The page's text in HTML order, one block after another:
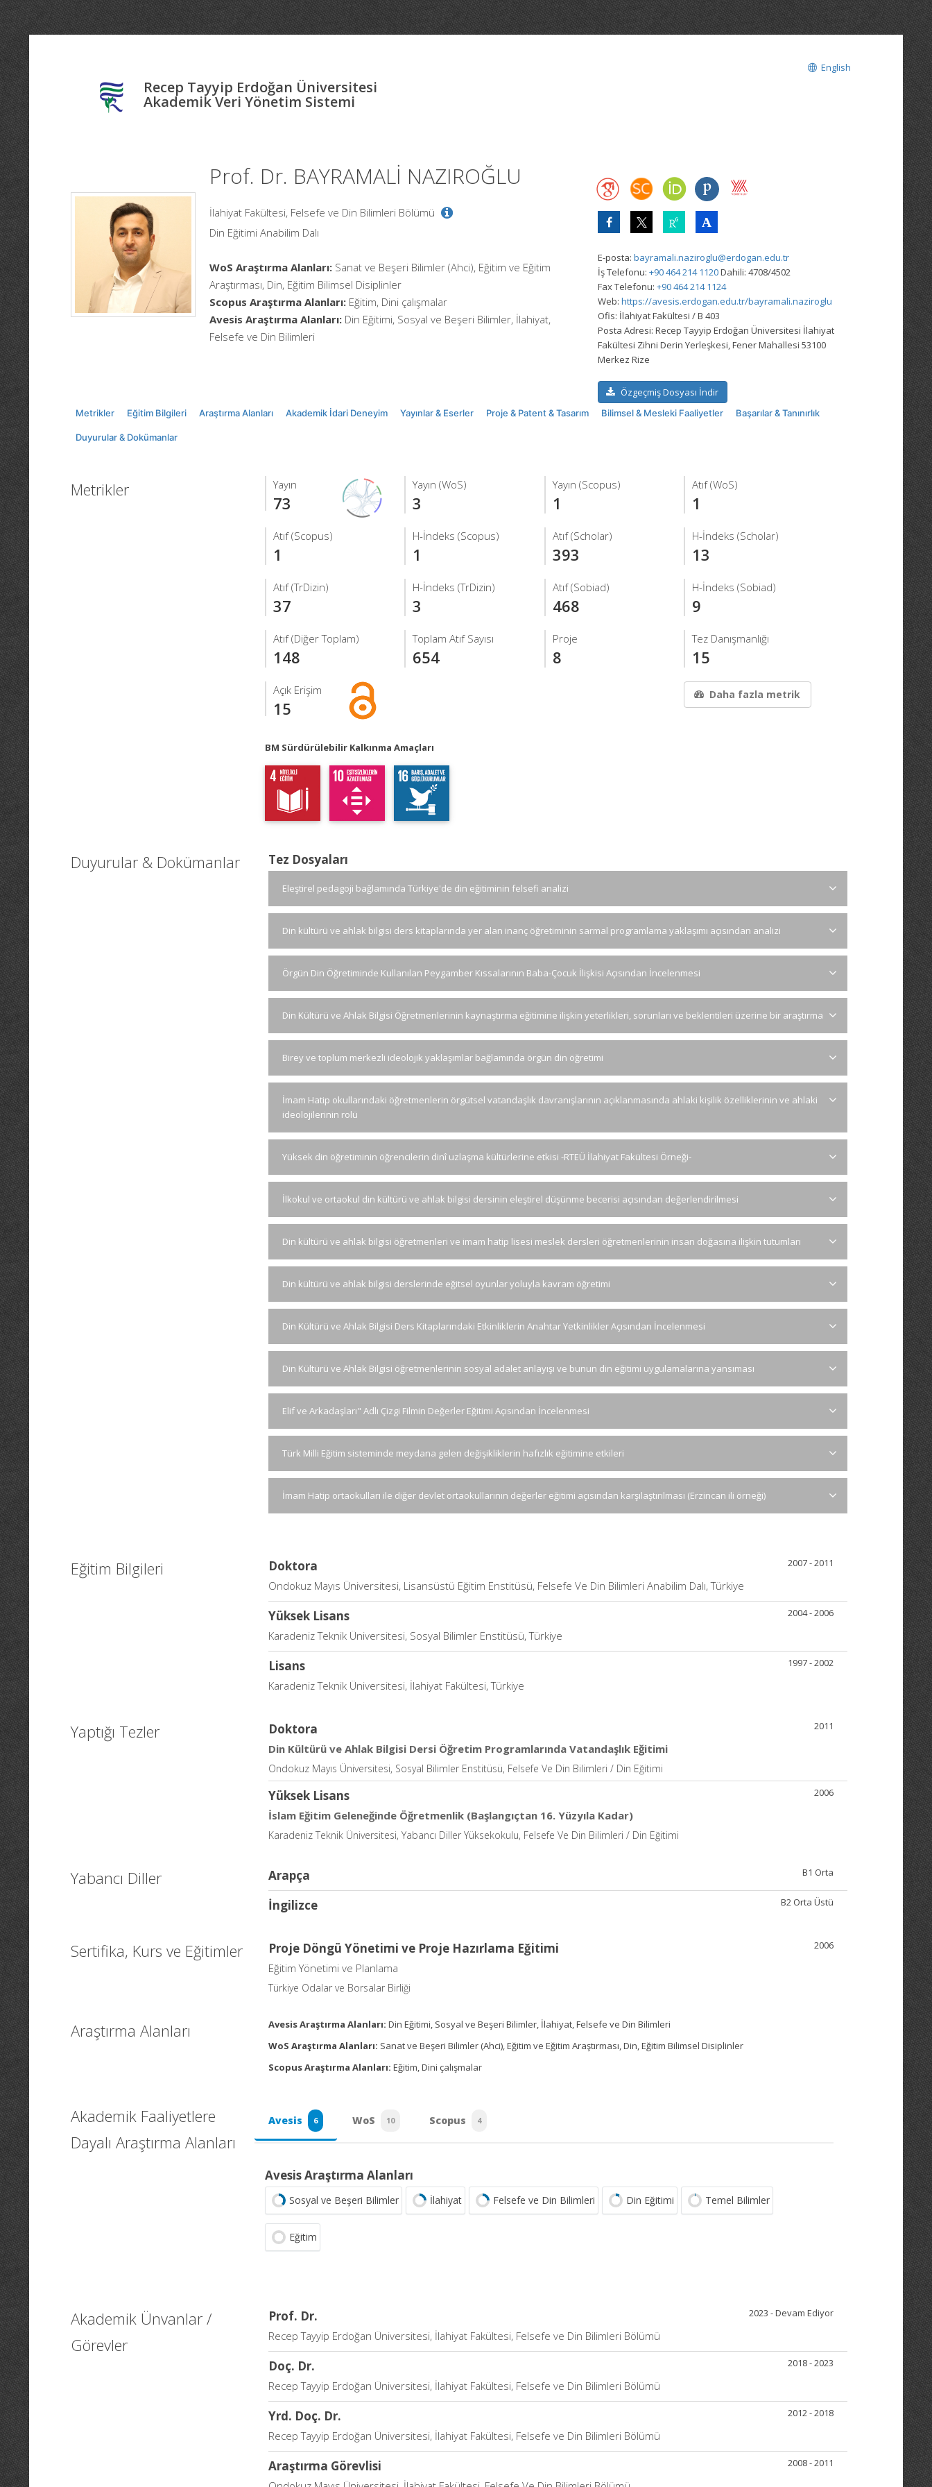
Recep Tayyip Erdoğan Üniversitesi
Akademik Veri Yönetim Sistemi
English
Prof. Dr. BAYRAMALİ NAZIROĞLU
İlahiyat Fakültesi, Felsefe ve Din Bilimleri Bölümü
Din Eğitimi Anabilim Dalı
WoS Araştırma Alanları: Sanat ve Beşeri Bilimler (Ahci), Eğitim ve Eğitim
Araştırması, Din, Eğitim Bilimsel Disiplinler
Scopus Araştırma Alanları: Eğitim, Dini çalışmalar
Avesis Araştırma Alanları: Din Eğitimi, Sosyal ve Beşeri Bilimler, İlahiyat,
Felsefe ve Din Bilimleri
E-posta: bayramali.naziroglu@erdogan.edu.tr
İş Telefonu: +90 464 214 1120Dahili: 4708/4502
Fax Telefonu: +90 464 214 1124
Web: https://avesis.erdogan.edu.tr/bayramali.naziroglu
Ofis: İlahiyat Fakültesi / B 403
Posta Adresi: Recep Tayyip Erdoğan Üniversitesi İlahiyat
Fakültesi Zihni Derin Yerleşkesi, Fener Mahallesi 53100
Merkez Rize
Özgeçmiş Dosyası İndir
Metrikler Eğitim Bilgileri Araştırma Alanları Akademik İdari Deneyim Yayınlar & Eserler Proje & Patent & Tasarım Bilimsel & Mesleki Faaliyetler Başarılar & Tanınırlık
Duyurular & Dokümanlar
Metrikler Yayın
73
Yayın (WoS)
3
Yayın (Scopus)
1
Atıf (WoS)
1
Atıf (Scopus)
1
H-İndeks (Scopus)
1
Atıf (Scholar)
393
H-İndeks (Scholar)
13
Atıf (TrDizin)
37
H-İndeks (TrDizin)
3
Atıf (Sobiad)
468
H-İndeks (Sobiad)
9
Atıf (Diğer Toplam)
148
Toplam Atıf Sayısı
654
Proje
8
Tez Danışmanlığı
15
Açık Erişim
15
Daha fazla metrik
BM Sürdürülebilir Kalkınma Amaçları
Duyurular & Dokümanlar Tez Dosyaları
Eleştirel pedagoji bağlamında Türkiye'de din eğitiminin felsefi analizi
Din kültürü ve ahlak bilgisi ders kitaplarında yer alan inanç öğretiminin sarmal programlama yaklaşımı açısından analizi
Örgün Din Öğretiminde Kullanılan Peygamber Kıssalarının Baba-Çocuk İlişkisi Açısından İncelenmesi
Din Kültürü ve Ahlak Bilgisi Öğretmenlerinin kaynaştırma eğitimine ilişkin yeterlikleri, sorunları ve beklentileri üzerine bir araştırma
Birey ve toplum merkezli ideolojik yaklaşımlar bağlamında örgün din öğretimi
İmam Hatip okullarındaki öğretmenlerin örgütsel vatandaşlık davranışlarının açıklanmasında ahlaki kişilik özelliklerinin ve ahlaki
ideolojilerinin rolü
Yüksek din öğretiminin öğrencilerin dinî uzlaşma kültürlerine etkisi -RTEÜ İlahiyat Fakültesi Örneği-
İlkokul ve ortaokul din kültürü ve ahlak bilgisi dersinin eleştirel düşünme becerisi açısından değerlendirilmesi
Din kültürü ve ahlak bilgisi öğretmenleri ve imam hatip lisesi meslek dersleri öğretmenlerinin insan doğasına ilişkin tutumları
Din kültürü ve ahlak bilgisi derslerinde eğitsel oyunlar yoluyla kavram öğretimi
Din Kültürü ve Ahlak Bilgisi Ders Kitaplarındaki Etkinliklerin Anahtar Yetkinlikler Açısından İncelenmesi
Din Kültürü ve Ahlak Bilgisi öğretmenlerinin sosyal adalet anlayışı ve bunun din eğitimi uygulamalarına yansıması
Elif ve Arkadaşları" Adlı Çizgi Filmin Değerler Eğitimi Açısından İncelenmesi
Türk Milli Eğitim sisteminde meydana gelen değişikliklerin hafızlık eğitimine etkileri
İmam Hatip ortaokulları ile diğer devlet ortaokullarının değerler eğitimi açısından karşılaştırılması (Erzincan ili örneği)
Eğitim Bilgileri 2007 - 2011
Doktora
Ondokuz Mayıs Üniversitesi, Lisansüstü Eğitim Enstitüsü, Felsefe Ve Din Bilimleri Anabilim Dalı, Türkiye
2004 - 2006
Yüksek Lisans
Karadeniz Teknik Üniversitesi, Sosyal Bilimler Enstitüsü, Türkiye
1997 - 2002
Lisans
Karadeniz Teknik Üniversitesi, İlahiyat Fakültesi, Türkiye
Yaptığı Tezler 2011
Doktora
Din Kültürü ve Ahlak Bilgisi Dersi Öğretim Programlarında Vatandaşlık Eğitimi
Ondokuz Mayıs Üniversitesi, Sosyal Bilimler Enstitüsü, Felsefe Ve Din Bilimleri / Din Eğitimi
2006
Yüksek Lisans
İslam Eğitim Geleneğinde Öğretmenlik (Başlangıçtan 16. Yüzyıla Kadar)
Karadeniz Teknik Üniversitesi, Yabancı Diller Yüksekokulu, Felsefe Ve Din Bilimleri / Din Eğitimi
Yabancı Diller B1 Orta
Arapça
B2 Orta Üstü
İngilizce
Sertifika, Kurs ve Eğitimler 2006
Proje Döngü Yönetimi ve Proje Hazırlama Eğitimi
Eğitim Yönetimi ve Planlama
Türkiye Odalar ve Borsalar Birliği
Araştırma Alanları Avesis Araştırma Alanları: Din Eğitimi, Sosyal ve Beşeri Bilimler, İlahiyat, Felsefe ve Din Bilimleri
WoS Araştırma Alanları: Sanat ve Beşeri Bilimler (Ahci), Eğitim ve Eğitim Araştırması, Din, Eğitim Bilimsel Disiplinler
Scopus Araştırma Alanları: Eğitim, Dini çalışmalar
Akademik Faaliyetlere
Dayalı Araştırma Alanları
Avesis 6 WoS 10 Scopus 4
Avesis Araştırma Alanları
Sosyal ve Beşeri Bilimler İlahiyat Felsefe ve Din Bilimleri Din Eğitimi Temel Bilimler
Eğitim
Akademik Ünvanlar /
Görevler
2023 - Devam Ediyor
Prof. Dr.
Recep Tayyip Erdoğan Üniversitesi, İlahiyat Fakültesi, Felsefe ve Din Bilimleri Bölümü
2018 - 2023
Doç. Dr.
Recep Tayyip Erdoğan Üniversitesi, İlahiyat Fakültesi, Felsefe ve Din Bilimleri Bölümü
2012 - 2018
Yrd. Doç. Dr.
Recep Tayyip Erdoğan Üniversitesi, İlahiyat Fakültesi, Felsefe ve Din Bilimleri Bölümü
2008 - 2011
Araştırma Görevlisi